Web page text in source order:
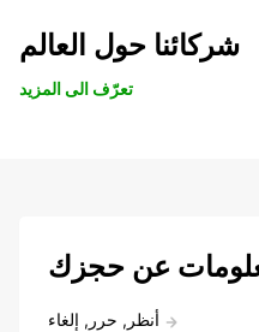
شركائنا حول العالم
تعرّف الى المزيد
عن حجزك
أنظر, حرر, إلغاء